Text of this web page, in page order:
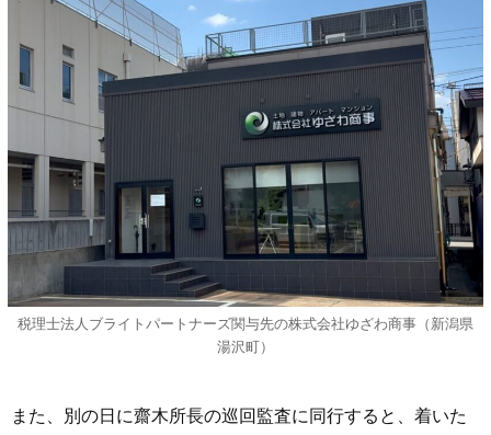
税理士法人ブライトパートナーズ関与先の株式会社ゆざわ商事（新潟県
湯沢町）
また、別の日に齋木所長の巡回監査に同行すると、着いた